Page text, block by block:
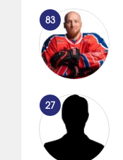
83
27